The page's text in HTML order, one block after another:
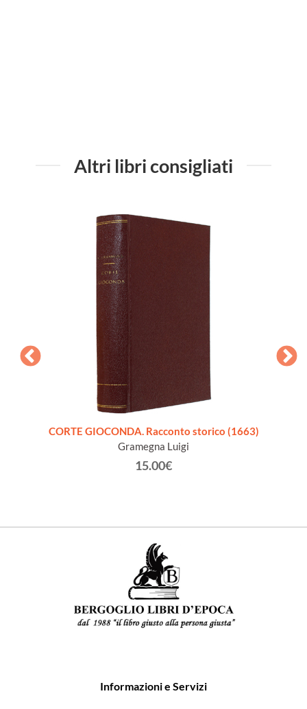
Altri libri consigliati
CORTE GIOCONDA. Racconto storico (1663)
Gramegna Luigi
15.00€
Informazioni e Servizi